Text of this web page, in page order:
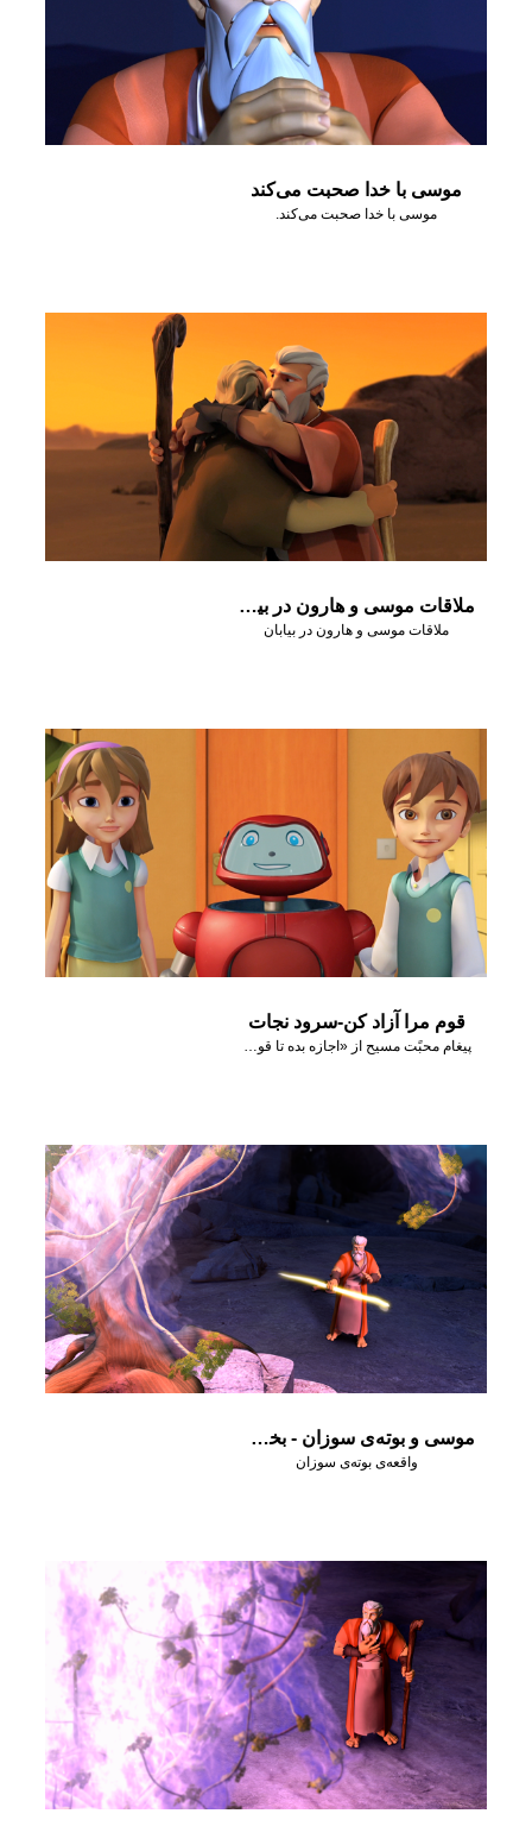
موسی با خدا صحبت می‌کند
موسی با خدا صحبت می‌کند.
ملاقات موسی و هارون در بیابان
ملاقات موسی و هارون در بیابان
قوم مرا آزاد کن-سرود نجات
پیغام محبًت مسیح از «اجازه بده تا قوم من بروند» برای ما!
موسی و بوته‌ی سوزان - بخش سوم
واقعه‌ی بوته‌ی سوزان